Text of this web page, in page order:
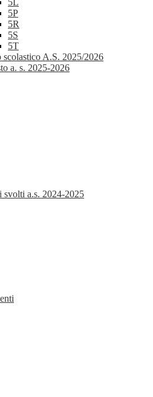
5L
5P
5R
5S
5T
scolastico A.S. 2025/2026
a. s. 2025-2026
svolti a.s. 2024-2025